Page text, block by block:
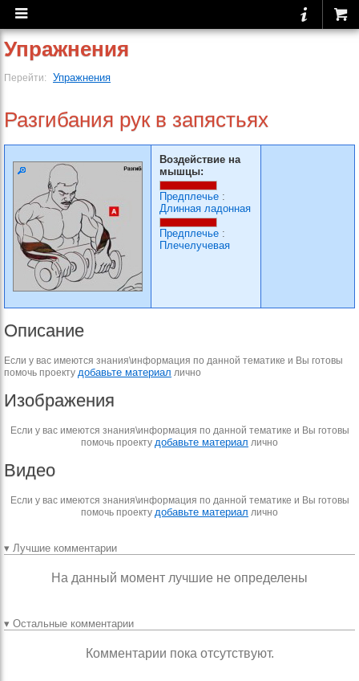
Упражнения
Перейти: Упражнения
Разгибания рук в запястьях
Воздействие на
мышцы:
Предплечье :
Длинная ладонная
Предплечье :
Плечелучевая
Описание
Если у вас имеются знания\информация по данной тематике и Вы готовы
помочь проекту добавьте материал лично
Изображения
Если у вас имеются знания\информация по данной тематике и Вы готовы
помочь проекту добавьте материал лично
Видео
Если у вас имеются знания\информация по данной тематике и Вы готовы
помочь проекту добавьте материал лично
▾ Лучшие комментарии
На данный момент лучшие не определены
▾ Остальные комментарии
Комментарии пока отсутствуют.